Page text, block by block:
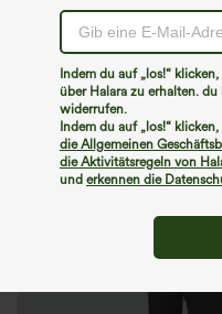
Indem du auf „los!“
über Halara zu erhalten.
widerrufen.
Indem du auf „los!“
die Allgemeinen
die Aktivitätsregeln von
und erkennen die